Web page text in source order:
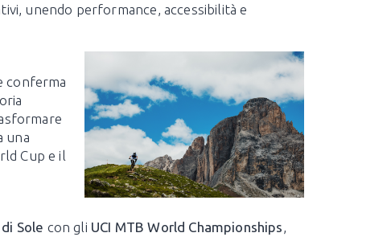
unendo performance, accessibilità e
conferma
una
Cup e il
Sole con gli UCI MTB World Championships,